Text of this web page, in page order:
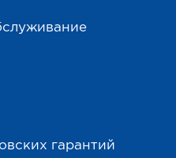
гарантий